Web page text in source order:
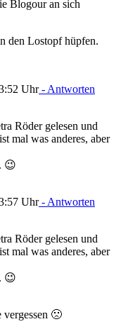
Blogour an sich
den Lostopf hüpfen.
Uhr- Antworten
Röder gelesen und
mal was anderes, aber
😉
Uhr- Antworten
Röder gelesen und
mal was anderes, aber
😉
🙁